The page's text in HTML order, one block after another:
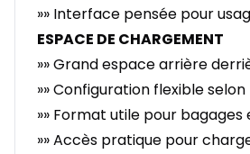
»» Interface pensée pour
ESPACE DE CHARGEMENT
»» Grand espace arrière
»» Configuration flexible
»» Format utile pour bagages
»» Accès pratique pour